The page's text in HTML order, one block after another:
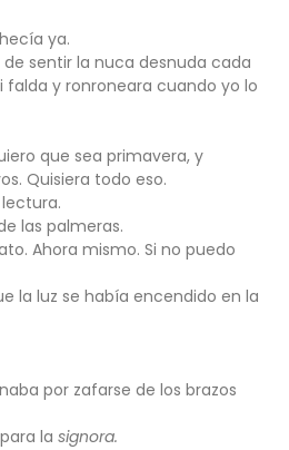
ya.
sentir la nuca desnuda cada
y ronroneara cuando yo lo
que sea primavera, y
Quisiera todo eso.
las palmeras.
Ahora mismo. Si no puedo
la luz se había encendido en la
por zafarse de los brazos
la signora.